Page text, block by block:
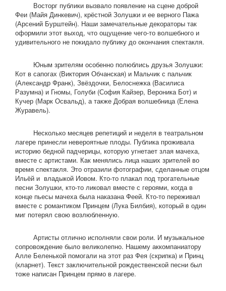
Восторг публики вызвало появление на сцене доброй
Феи (Майя Динкевич), крёстной Золушки и ее верного Пажа
(Арсений Бурштейн). Наши замечательные декораторы так
оформили этот выход, что ощущение чего-то волшебного и
удивительного не покидало публику до окончания спектакля.
Юным зрителям особенно полюблись друзья Золушки:
Кот в сапогах (Виктория Обчанская) и Мальчик с пальчик
(Александр Франк), Звёздочки, Белоснежка (Василиса
Разумна) и Гномы, Голуби (София Кайзер, Вероника Бот) и
Кучер (Марк Освальд), а также Добрая волшебница (Елена
Журавель).
Несколько месяцев репетиций и неделя в театральном
лагере принесли невероятные плоды. Публика проживала
историю бедной падчерицы, которую угнетает злая мачеха,
вместе с артистами. Как менялись лица наших зрителей во
время спектакля. Это отразили фотографии, сделанные отцом
Ильёй и владыкой Иовом. Кто-то плакал под трогательные
песни Золушки, кто-то ликовал вместе с героями, когда в
конце пьесы мачеха была наказана Феей. Кто-то переживал
вместе с романтиком Принцем (Лука Билбия), который в один
миг потерял свою возлюбленную.
Артисты отлично исполняли свои роли. И музыкальное
сопровождение было великолепно. Нашему аккомпаниатору
Алле Беленькой помогали на этот раз Фея (скрипка) и Принц
(кларнет). Текст заключительной рождественской песни был
тоже написан Принцем прямо в лагере.